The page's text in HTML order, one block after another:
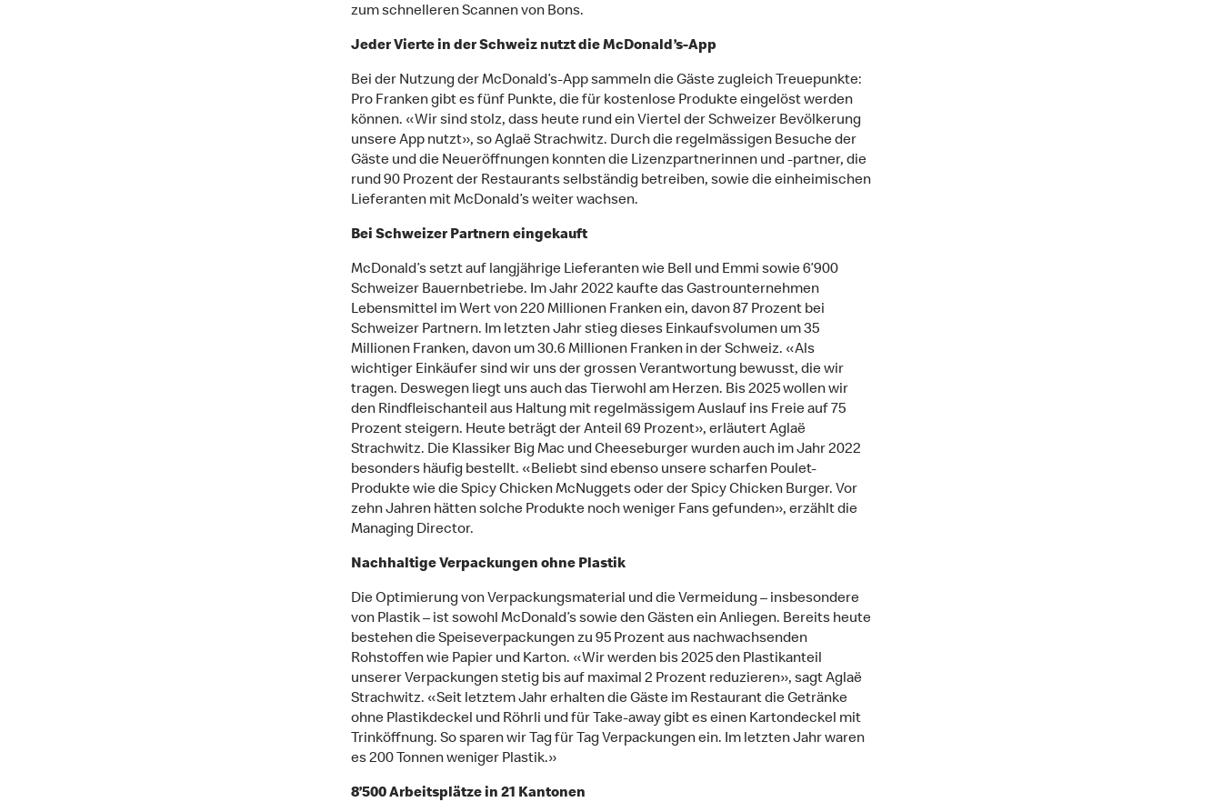
zum schnelleren Scannen von Bons.
Jeder Vierte in der Schweiz nutzt die McDonald’s-App
Bei der Nutzung der McDonald’s-App sammeln die Gäste zugleich Treuepunkte:
Pro Franken gibt es fünf Punkte, die für kostenlose Produkte eingelöst werden
können. «Wir sind stolz, dass heute rund ein Viertel der Schweizer Bevölkerung
unsere App nutzt», so Aglaë Strachwitz. Durch die regelmässigen Besuche der
Gäste und die Neueröffnungen konnten die Lizenzpartnerinnen und -partner, die
rund 90 Prozent der Restaurants selbständig betreiben, sowie die einheimischen
Lieferanten mit McDonald’s weiter wachsen.
Bei Schweizer Partnern eingekauft
McDonald’s setzt auf langjährige Lieferanten wie Bell und Emmi sowie 6’900
Schweizer Bauernbetriebe. Im Jahr 2022 kaufte das Gastrounternehmen
Lebensmittel im Wert von 220 Millionen Franken ein, davon 87 Prozent bei
Schweizer Partnern. Im letzten Jahr stieg dieses Einkaufsvolumen um 35
Millionen Franken, davon um 30.6 Millionen Franken in der Schweiz. «Als
wichtiger Einkäufer sind wir uns der grossen Verantwortung bewusst, die wir
tragen. Deswegen liegt uns auch das Tierwohl am Herzen. Bis 2025 wollen wir
den Rindfleischanteil aus Haltung mit regelmässigem Auslauf ins Freie auf 75
Prozent steigern. Heute beträgt der Anteil 69 Prozent», erläutert Aglaë
Strachwitz. Die Klassiker Big Mac und Cheeseburger wurden auch im Jahr 2022
besonders häufig bestellt. «Beliebt sind ebenso unsere scharfen Poulet-
Produkte wie die Spicy Chicken McNuggets oder der Spicy Chicken Burger. Vor
zehn Jahren hätten solche Produkte noch weniger Fans gefunden», erzählt die
Managing Director.
Nachhaltige Verpackungen ohne Plastik
Die Optimierung von Verpackungsmaterial und die Vermeidung – insbesondere
von Plastik – ist sowohl McDonald’s sowie den Gästen ein Anliegen. Bereits heute
bestehen die Speiseverpackungen zu 95 Prozent aus nachwachsenden
Rohstoffen wie Papier und Karton. «Wir werden bis 2025 den Plastikanteil
unserer Verpackungen stetig bis auf maximal 2 Prozent reduzieren», sagt Aglaë
Strachwitz. «Seit letztem Jahr erhalten die Gäste im Restaurant die Getränke
ohne Plastikdeckel und Röhrli und für Take-away gibt es einen Kartondeckel mit
Trinköffnung. So sparen wir Tag für Tag Verpackungen ein. Im letzten Jahr waren
es 200 Tonnen weniger Plastik.»
8’500 Arbeitsplätze in 21 Kantonen